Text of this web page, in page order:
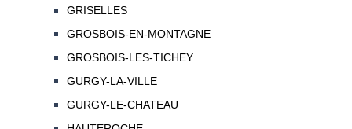
GRISELLES
GROSBOIS-EN-MONTAGNE
GROSBOIS-LES-TICHEY
GURGY-LA-VILLE
GURGY-LE-CHATEAU